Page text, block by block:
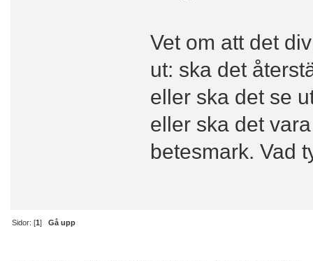
Vet om att det
ut: ska det
eller ska det se
eller ska det
betesmark. Vad
Sidor: [1]Gå upp